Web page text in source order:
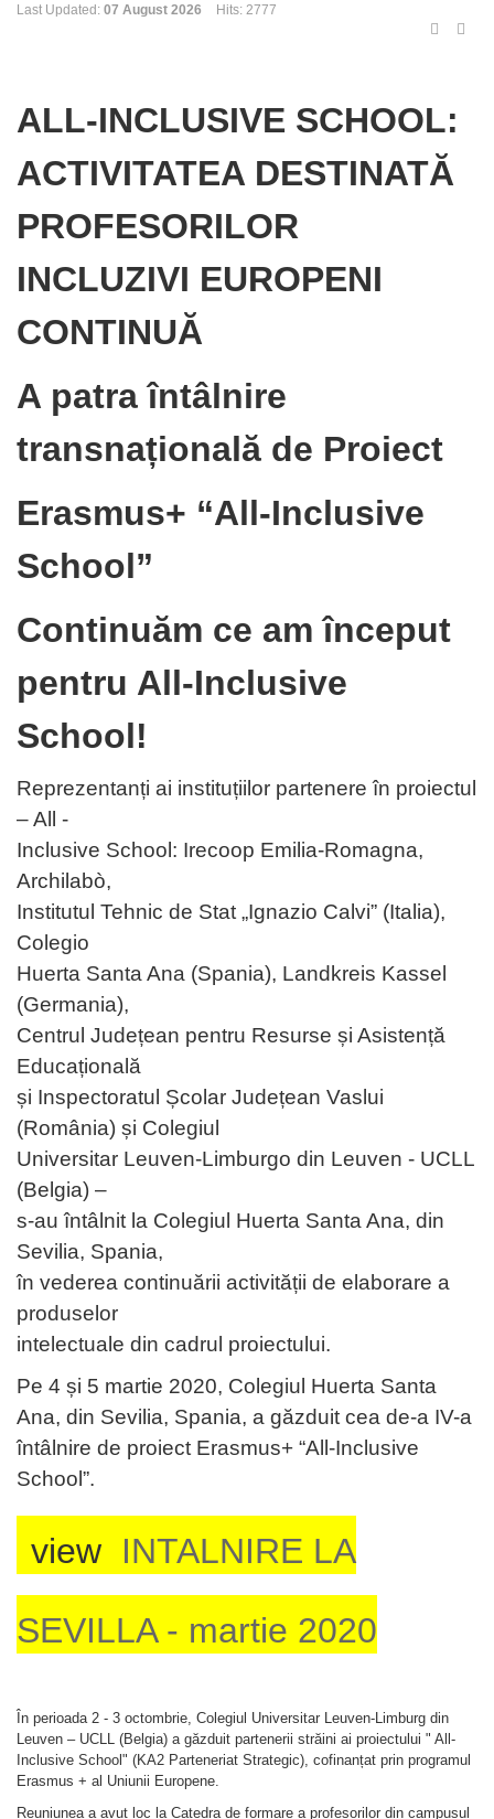
Last Updated: 07 August 2026 Hits: 2777
ALL-INCLUSIVE SCHOOL:
ACTIVITATEA DESTINATĂ
PROFESORILOR
INCLUZIVI EUROPENI
CONTINUĂ
A patra întâlnire
transnațională de Proiect
Erasmus+ “All-Inclusive
School”
Continuăm ce am început
pentru All-Inclusive
School!
Reprezentanți ai instituțiilor partenere în proiectul
– All -
Inclusive School: Irecoop Emilia-Romagna,
Archilabò,
Institutul Tehnic de Stat „Ignazio Calvi” (Italia),
Colegio
Huerta Santa Ana (Spania), Landkreis Kassel
(Germania),
Centrul Județean pentru Resurse și Asistență
Educațională
și Inspectoratul Școlar Județean Vaslui
(România) și Colegiul
Universitar Leuven-Limburgo din Leuven - UCLL
(Belgia) –
s-au întâlnit la Colegiul Huerta Santa Ana, din
Sevilia, Spania,
în vederea continuării activității de elaborare a
produselor
intelectuale din cadrul proiectului.
Pe 4 și 5 martie 2020, Colegiul Huerta Santa
Ana, din Sevilia, Spania, a găzduit cea de-a IV-a
întâlnire de proiect Erasmus+ “All-Inclusive
School”.
view INTALNIRE LA
SEVILLA - martie 2020
În perioada 2 - 3 octombrie, Colegiul Universitar Leuven-Limburg din
Leuven – UCLL (Belgia) a găzduit partenerii străini ai proiectului " All-
Inclusive School" (KA2 Parteneriat Strategic), cofinanțat prin programul
Erasmus + al Uniunii Europene.
Reuniunea a avut loc la Catedra de formare a profesorilor din campusul